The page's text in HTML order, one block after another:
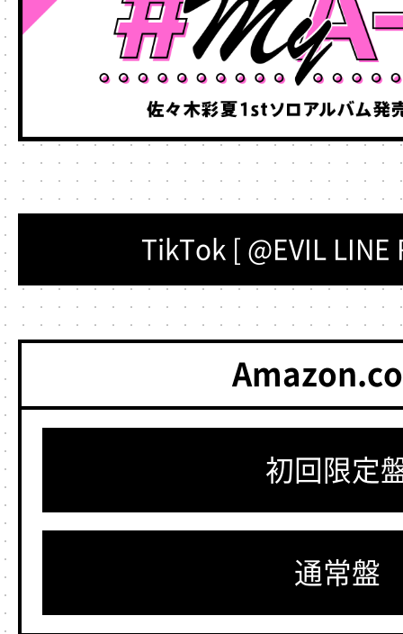
TikTok [ @EVIL LINE
初回限定
通常盤